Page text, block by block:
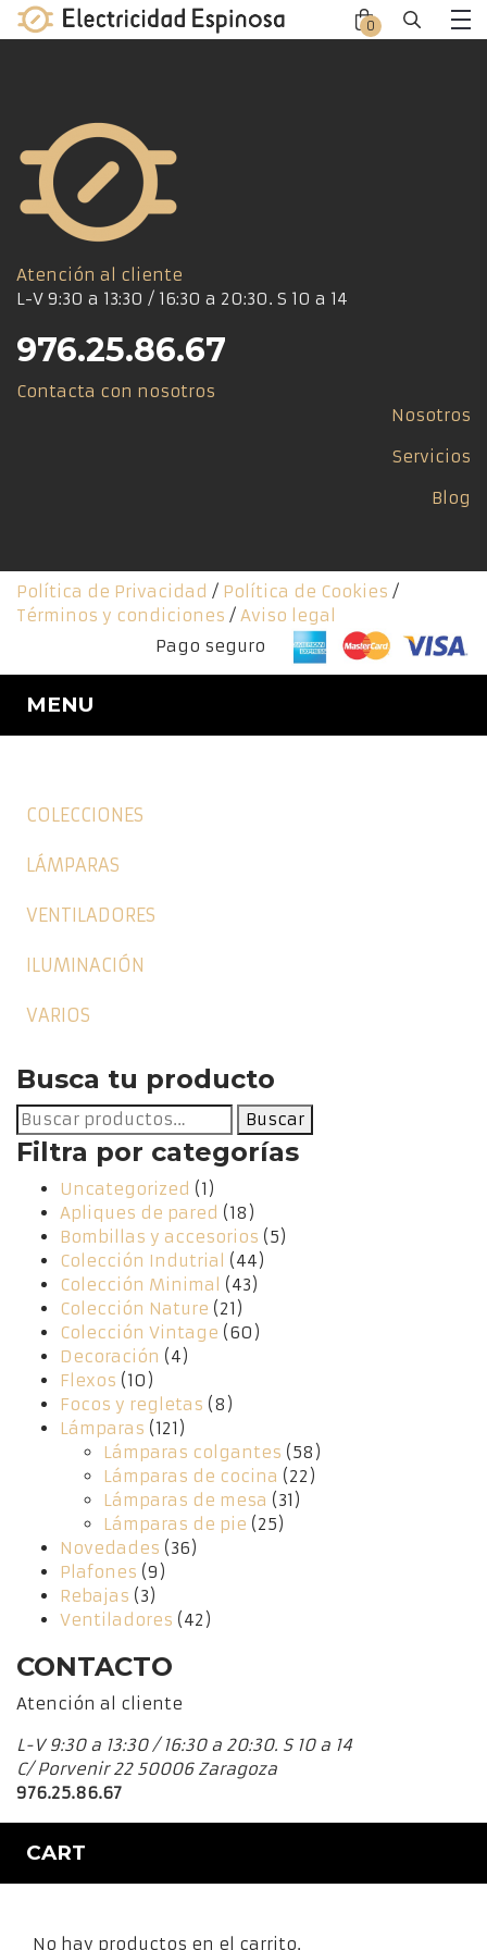
Skip
to
0
Atención al cliente
L-V 9:30 a 13:30 / 16:30 a 20:30. S 10 a 14
976.25.86.67
Contacta con nosotros
Nosotros
Servicios
Blog
Política de Privacidad / Política de Cookies /
Términos y condiciones / Aviso legal
Pago seguro
MENU
Close
COLECCIONES
LÁMPARAS
VENTILADORES
ILUMINACIÓN
VARIOS
Busca tu producto
Buscar
por:
Buscar
Filtra por categorías
Uncategorized (1)
Apliques de pared (18)
Bombillas y accesorios (5)
Colección Indutrial
(44)
Colección Minimal
(43)
Colección Nature (21)
Colección Vintage (60)
Decoración (4)
Flexos (10)
Focos y regletas (8)
Lámparas (121)
Lámparas colgantes (58)
Lámparas de cocina (22)
Lámparas de mesa (31)
Lámparas de pie (25)
Novedades (36)
Plafones (9)
Rebajas (3)
Ventiladores (42)
CONTACTO
Atención al cliente
L-V 9:30 a 13:30 / 16:30 a 20:30. S 10 a 14
C/ Porvenir 22 50006 Zaragoza
976.25.86.67
CART
Close
No hay productos en el carrito.